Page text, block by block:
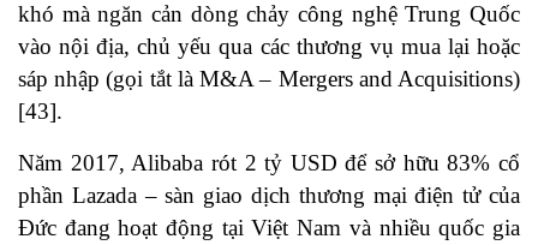
khó mà ngăn cản dòng chảy công nghệ Trung Quốc
vào nội địa, chủ yếu qua các thương vụ mua lại hoặc
sáp nhập (gọi tắt là M&A – Mergers and Acquisitions)
[43].
Năm 2017, Alibaba rót 2 tỷ USD để sở hữu 83% cổ
phần Lazada – sàn giao dịch thương mại điện tử của
Đức đang hoạt động tại Việt Nam và nhiều quốc gia